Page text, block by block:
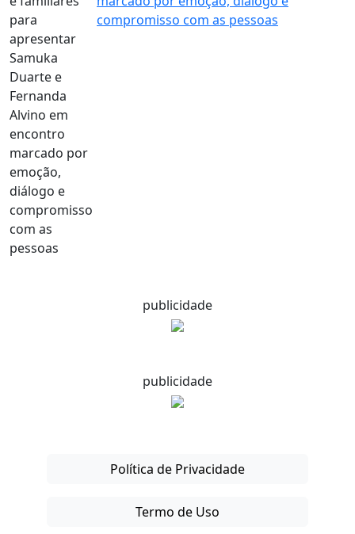
compromisso com as pessoas
publicidade
publicidade
Política de Privacidade
Termo de Uso